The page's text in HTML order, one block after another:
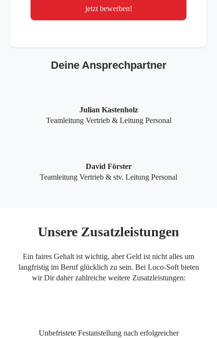
jetzt bewerben!
Deine Ansprechpartner
Julian Kastenholz
Teamleitung Vertrieb & Leitung Personal
David Förster
Teamleitung Vertrieb & stv. Leitung Personal
Unsere Zusatzleistungen
Ein faires Gehalt ist wichtig, aber Geld ist nicht alles um
langfristig im Beruf glücklich zu sein. Bei Loco-Soft bieten
wir Dir daher zahlreiche weitere Zusatzleistungen:
Unbefristete Festanstellung nach erfolgreicher